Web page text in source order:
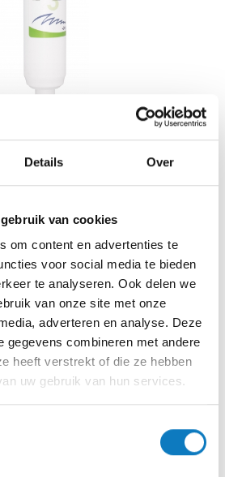
Details Over
van cookies
om content en advertenties te
voor social media te bieden
te analyseren. Ook delen we
van onze site met onze
adverteren en analyse. Deze
gegevens combineren met andere
heeft verstrekt of die ze hebben
uw gebruik van hun services.
Inline Block
Block Filter
dinsdag 11 augustus